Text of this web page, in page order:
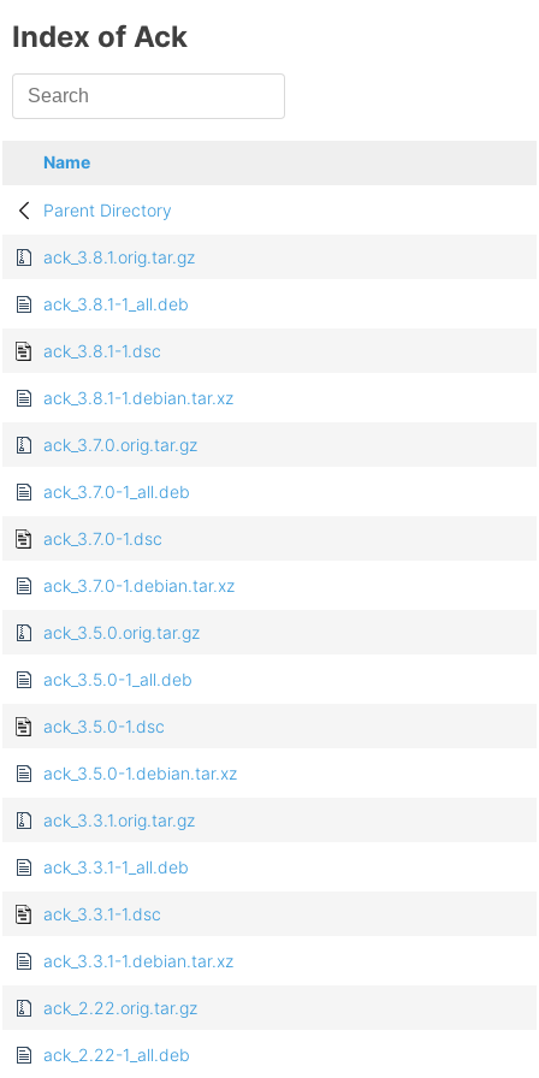
Index of Ack
Name
Parent Directory
ack_3.8.1.orig.tar.gz
ack_3.8.1-1_all.deb
ack_3.8.1-1.dsc
ack_3.8.1-1.debian.tar.xz
ack_3.7.0.orig.tar.gz
ack_3.7.0-1_all.deb
ack_3.7.0-1.dsc
ack_3.7.0-1.debian.tar.xz
ack_3.5.0.orig.tar.gz
ack_3.5.0-1_all.deb
ack_3.5.0-1.dsc
ack_3.5.0-1.debian.tar.xz
ack_3.3.1.orig.tar.gz
ack_3.3.1-1_all.deb
ack_3.3.1-1.dsc
ack_3.3.1-1.debian.tar.xz
ack_2.22.orig.tar.gz
ack_2.22-1_all.deb